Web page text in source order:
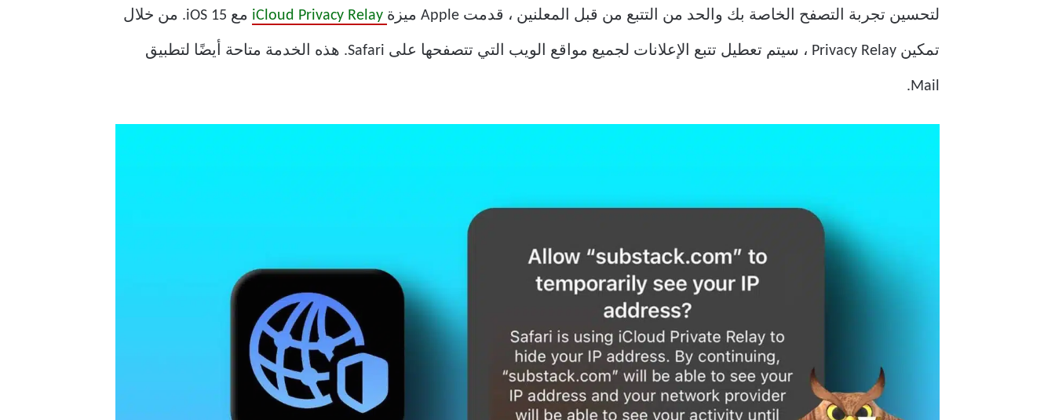
لتحسين تجربة التصفح الخاصة بك والحد من التتبع من قبل المعلنين ، قدمت Apple ميزة مع iOS 15. من خلال
تمكين Privacy Relay ، سيتم تعطيل تتبع الإعلانات لجميع مواقع الويب التي تتصفحها على Safari. هذه الخدمة متاحة أيضًا لتطبيق
Mail.